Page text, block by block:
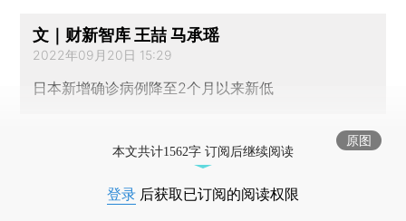
文｜财新智库 王喆 马承瑶
2022年09月20日 15:29
日本新增确诊病例降至2个月以来新低
原图
本文共计1562字 订阅后继续阅读
登录 后获取已订阅的阅读权限